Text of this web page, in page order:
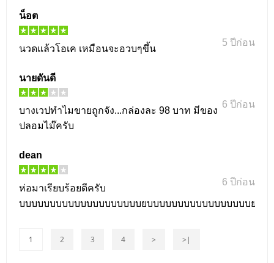
น็อต
5 ปีก่อน
นวดแล้วโอเค เหมือนจะอวบๆขึ้น
นายดันดี
6 ปีก่อน
บางเวปทำไมขายถูกจัง...กล่องละ 98 บาท มีของ
ปลอมไม๊ครับ
dean
6 ปีก่อน
ห่อมาเรียบร้อยดีครับ
บบบบบบบบบบบบบบบบบบบบยบบบบบบบบบบบบบบบบบยบ
1 2 3 4 > >|